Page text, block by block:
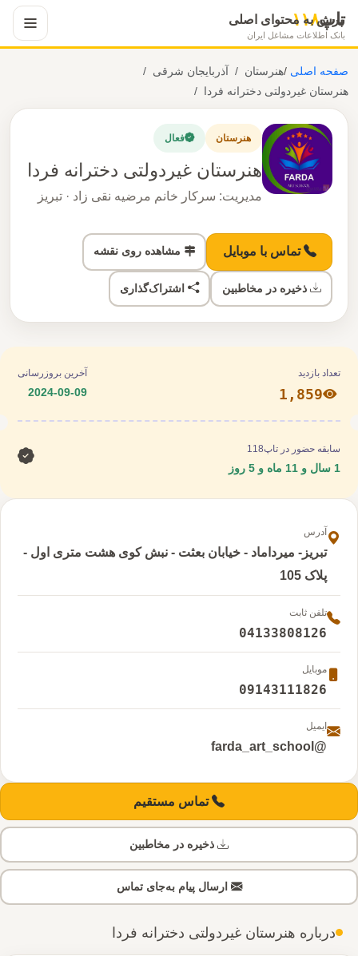
پرش به محتوای اصلی
تاپ۱۱۸
بانک اطلاعات مشاغل ایران
صفحه اصلی/ هنرستان
آذربایجان شرقی
هنرستان غیردولتی دخترانه فردا
هنرستان فعال
هنرستان غیردولتی دخترانه فردا
مدیریت: سرکار خانم مرضیه نقی زاد · تبریز
تماس با موبایل مشاهده روی نقشه
ذخیره در مخاطبین اشتراک‌گذاری
درباره هنرستان غیردولتی دخترانه فردا
تعداد بازدید
1,859
آخرین بروزرسانی
2024-09-09
سابقه حضور در تاپ118
آدرس
تبریز- میرداماد - خیابان بعثت - نبش کوی هشت متری اول -
پلاک 105
تلفن ثابت
04133808126
موبایل
09143111826
ایمیل
@farda_art_school
تماس مستقیم
ذخیره در مخاطبین
ارسال پیام به‌جای تماس